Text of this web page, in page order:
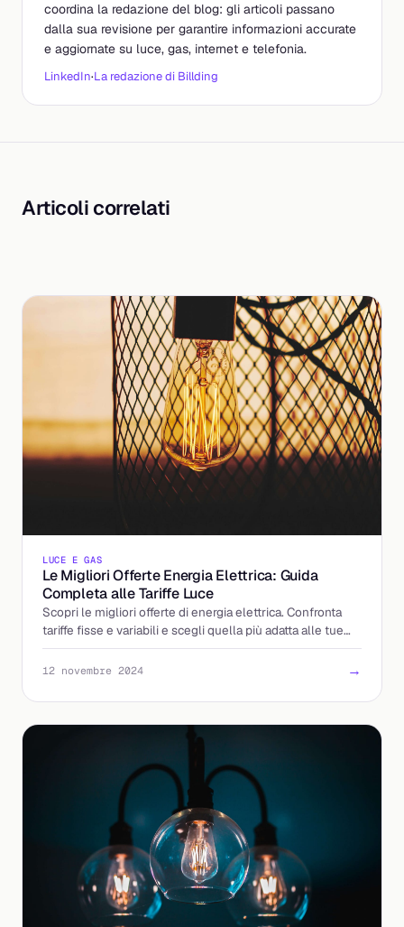
coordina la redazione del blog: gli articoli passano
dalla sua revisione per garantire informazioni accurate
e aggiornate su luce, gas, internet e telefonia.
LinkedIn·La redazione di Billding
Articoli correlati
LUCE E GAS
Le Migliori Offerte Energia Elettrica: Guida
Completa alle Tariffe Luce
Scopri le migliori offerte di energia elettrica. Confronta
tariffe fisse e variabili e scegli quella più adatta alle tue
esigenze.
12 novembre 2024 →